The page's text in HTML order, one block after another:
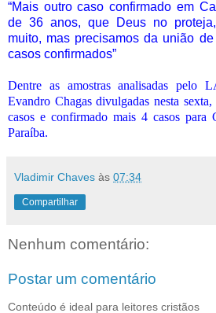
“Mais outro caso confirmado em
de 36 anos, que Deus no
muito, mas precisamos da união de
casos confirmados”
Dentre as amostras analisadas
Evandro Chagas divulgadas nesta
casos e confirmado mais 4 casos
Paraíba.
Vladimir Chaves às 07:34
Compartilhar
Nenhum comentário:
Postar um comentário
Conteúdo é ideal para leitores cristãos